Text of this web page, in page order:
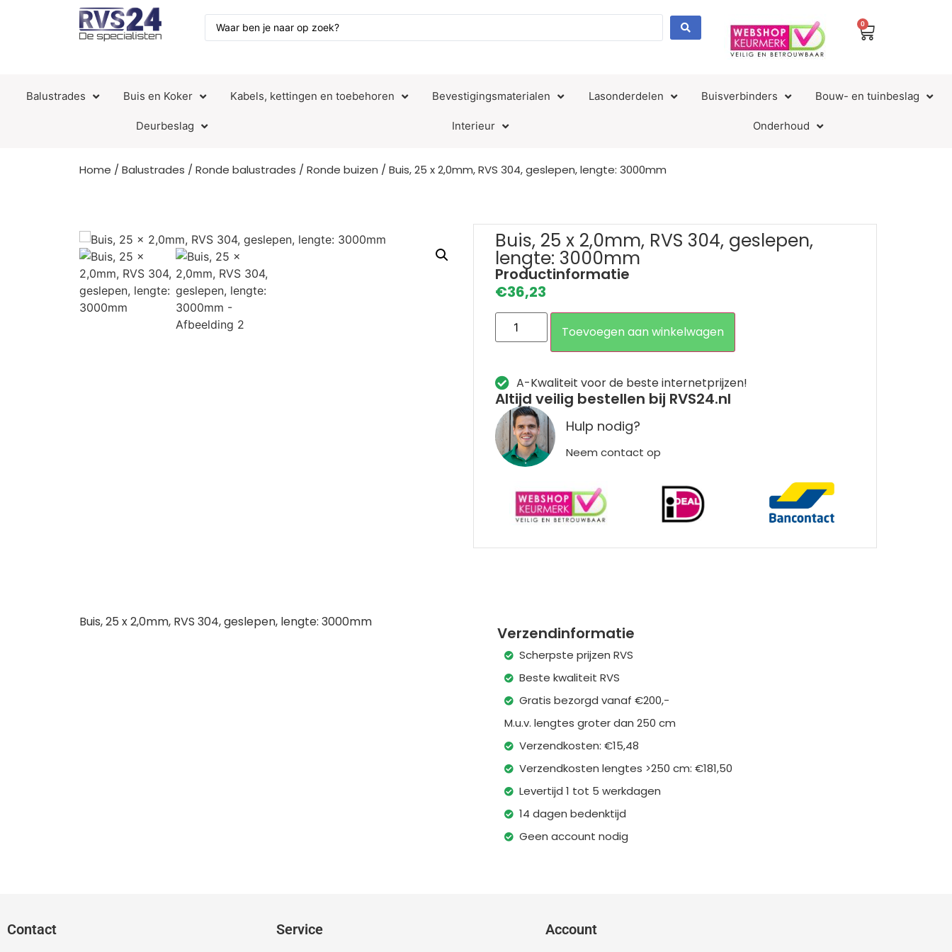
0
Balustrades Buis en Koker Kabels, kettingen en toebehoren Bevestigingsmaterialen Lasonderdelen Buisverbinders Bouw- en tuinbeslag
Deurbeslag Interieur Onderhoud
Home / Balustrades / Ronde balustrades / Ronde buizen / Buis, 25 x 2,0mm, RVS 304, geslepen, lengte: 3000mm
Buis, 25 x 2,0mm, RVS 304, geslepen,
lengte: 3000mm
Productinformatie
€36,23
Toevoegen aan winkelwagen
A-Kwaliteit voor de beste internetprijzen!
Altijd veilig bestellen bij RVS24.nl
Hulp nodig?
Neem contact op
Buis, 25 x 2,0mm, RVS 304, geslepen, lengte: 3000mm
Verzendinformatie
Scherpste prijzen RVS
Beste kwaliteit RVS
Gratis bezorgd vanaf €200,-
M.u.v. lengtes groter dan 250 cm
Verzendkosten: €15,48
Verzendkosten lengtes >250 cm: €181,50
Levertijd 1 tot 5 werkdagen
14 dagen bedenktijd
Geen account nodig
Contact Service Account